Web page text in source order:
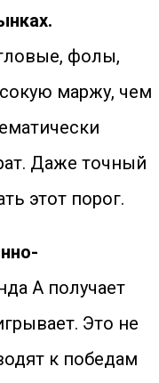
фолы,
маржу, чем
Даже точный
этот порог.
A получает
Это не
к победам